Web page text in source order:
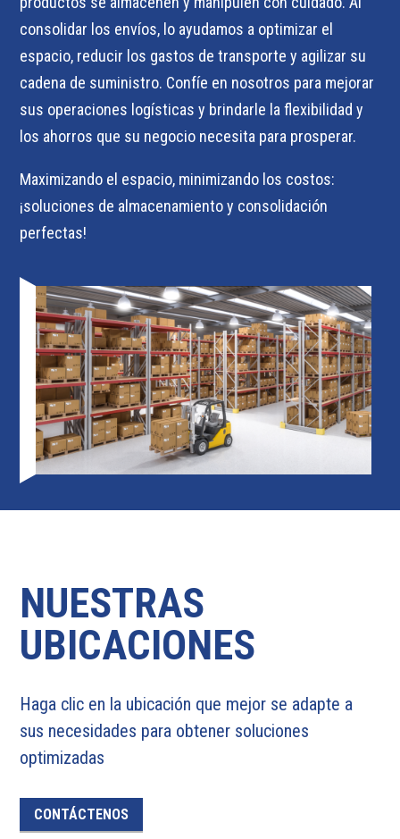
consolidar los envíos, lo ayudamos a optimizar el
espacio, reducir los gastos de transporte y agilizar su
cadena de suministro. Confíe en nosotros para mejorar
sus operaciones logísticas y brindarle la flexibilidad y
los ahorros que su negocio necesita para prosperar.
Maximizando el espacio, minimizando los costos:
¡soluciones de almacenamiento y consolidación
perfectas!
NUESTRAS
UBICACIONES
Haga clic en la ubicación que mejor se adapte a
sus necesidades para obtener soluciones
optimizadas
CONTÁCTENOS